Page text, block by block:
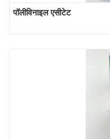
पॉलीविनाइल एसीटेट